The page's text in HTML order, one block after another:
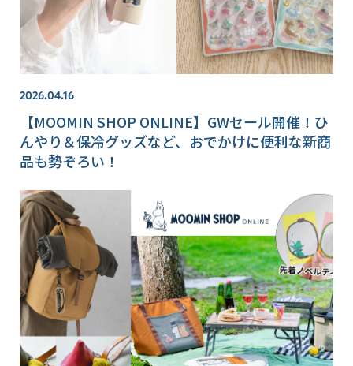
2026.04.16
【MOOMIN SHOP ONLINE】GWセール開催！ひ
んやり＆保冷グッズなど、おでかけに便利な新商
品も勢ぞろい！